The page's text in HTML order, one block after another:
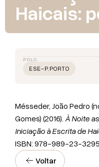
Haicais:
POLO
ESE-P.PORTO
Mésseder, João Pedro
Gomes) (2016). À Noite
Iniciação à Escrita de
ISBN: 978-989-23-
Voltar